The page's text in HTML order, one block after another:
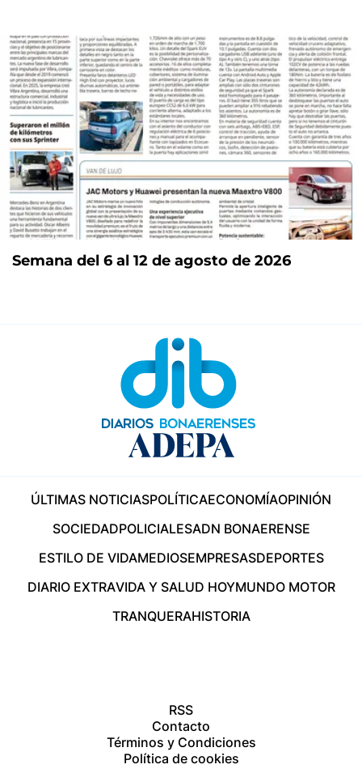
Semana del 6 al 12 de agosto de 2026
ÚLTIMAS NOTICIASPOLÍTICAECONOMÍAOPINIÓN
SOCIEDADPOLICIALESADN BONAERENSE
ESTILO DE VIDAMEDIOSEMPRESASDEPORTES
DIARIO EXTRAVIDA Y SALUD HOYMUNDO MOTOR
TRANQUERAHISTORIA
RSS
Contacto
Términos y Condiciones
Política de cookies